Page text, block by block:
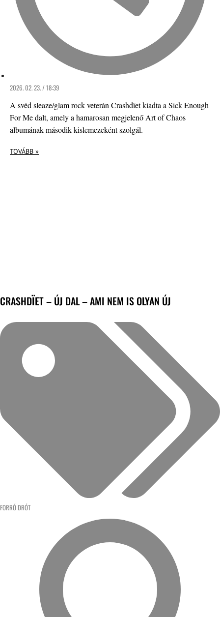
2026. 02. 23. / 18:39
A svéd sleaze/glam rock veterán Crashdïet kiadta a Sick Enough
For Me dalt, amely a hamarosan megjelenő Art of Chaos
albumának második kislemezeként szolgál.
TOVÁBB »
CRASHDÏET – ÚJ DAL – AMI NEM IS OLYAN ÚJ
FORRÓ DRÓT